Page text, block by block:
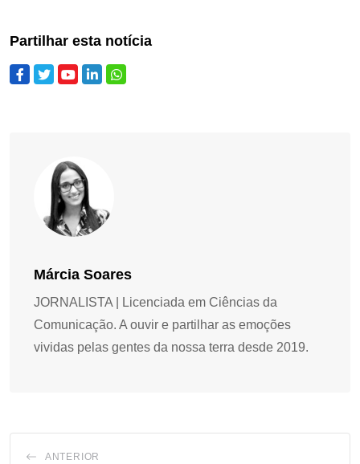
Partilhar esta notícia
Márcia Soares
JORNALISTA | Licenciada em Ciências da
Comunicação. A ouvir e partilhar as emoções
vividas pelas gentes da nossa terra desde 2019.
ANTERIOR